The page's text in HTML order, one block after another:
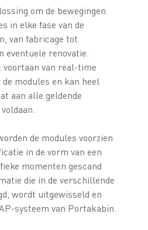
om de bewegingen
in elke fase van de
van fabricage tot
eventuele renovatie.
van real-time
modules en kan heel
aan alle geldende
de modules voorzien
in de vorm van een
momenten gescand
die in de verschillende
wordt uitgewisseld en
systeem van Portakabin.